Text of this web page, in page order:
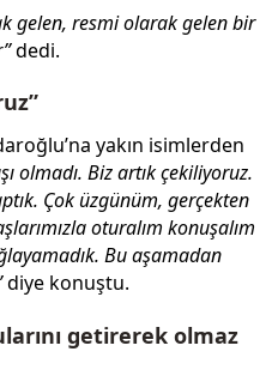
gelen, resmi olarak gelen bir
dedi.
yakın isimlerden
olmadı. Biz artık çekiliyoruz.
Çok üzgünüm, gerçekten
oturalım konuşalım
Bu aşamadan
diye konuştu.
getirerek olmaz